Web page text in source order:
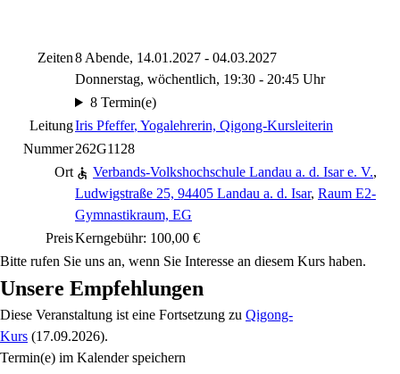
Zeiten8 Abende, 14.01.2027 - 04.03.2027
Donnerstag, wöchentlich, 19:30 - 20:45 Uhr
8 Termin(e)
LeitungIris Pfeffer, Yogalehrerin, Qigong-Kursleiterin
Nummer262G1128
Ort
Verbands-Volkshochschule Landau a. d. Isar e. V.,
Ludwigstraße 25, 94405 Landau a. d. Isar, Raum E2-
Gymnastikraum, EG
PreisKerngebühr: 100,00 €
Bitte rufen Sie uns an, wenn Sie Interesse an diesem Kurs haben.
Unsere Empfehlungen
Diese Veranstaltung ist eine Fortsetzung zu Qigong-
Kurs (17.09.2026).
Termin(e) im Kalender speichern